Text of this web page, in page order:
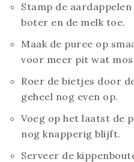
Stamp de
boter en de melk toe.
Maak de puree op
voor meer pit wat
Roer de bietjes door
geheel nog even op.
Voeg op het laatst de
nog knapperig blijft.
Serveer de